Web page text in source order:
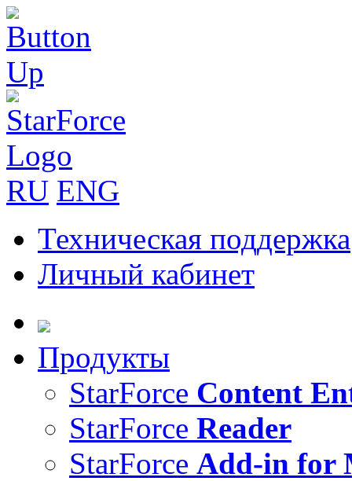
RU ENG
Техническая поддержка
Личный кабинет
Продукты
StarForce Content
StarForce Reader
StarForce Add-in for